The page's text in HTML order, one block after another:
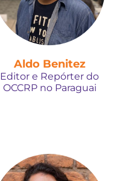
Aldo Benitez
Editor e Repórter do
OCCRP no Paraguai